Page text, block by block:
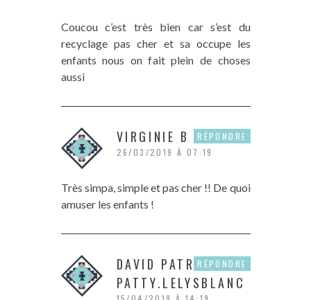
Coucou c’est très bien car s’est du
recyclage pas cher et sa occupe les
enfants nous on fait plein de choses
aussi
VIRGINIE B
26/03/2019 À 07:19
Très simpa, simple et pas cher !! De quoi
amuser les enfants !
RÉPONDRE
DAVID PATRICIA
PATTY.LELYSBLANC
RÉPONDRE